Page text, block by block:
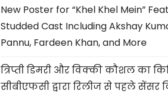
New Poster for “Khel Khel Mein”
Studded Cast Including Akshay
Pannu, Fardeen Khan, and More
त्रिप्ती डिमरी और विक्की कौशल का
सीबीएफसी द्वारा रिलीज से पहले सेंसर